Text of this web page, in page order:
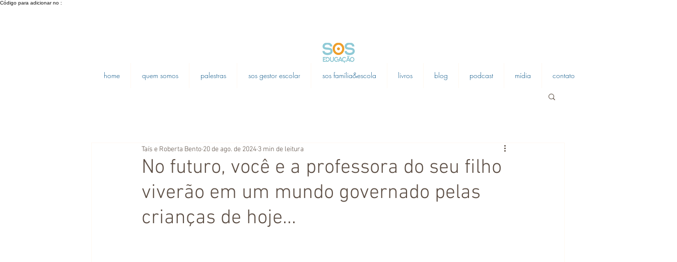
Código para adicionar no :
home quem somos palestras sos gestor escolar sos família&escola livros blog podcast mídia contato
No futuro, você e a professora do seu filho
viverão em um mundo governado pelas
crianças de hoje...
Taís e Roberta Bento 20 de ago. de 2024 3 min de leitura